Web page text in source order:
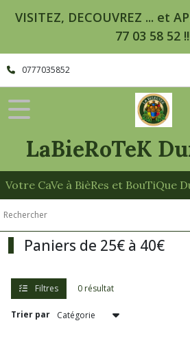
VISITEZ, DECOUVREZ ... et
77 03 58 52
0777035852
LaBieRoTeK
Paniers de 25€ à 40€
Filtres 0 résultat
Trier par
Fermer
FILTRES
Tous
les
produits
Afficher
les
résultats